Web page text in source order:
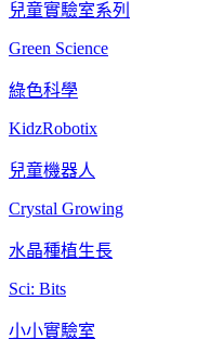
兒童實驗室系列
Green Science
綠色科學
KidzRobotix
兒童機器人
Crystal Growing
水晶種植生長
Sci: Bits
小小實驗室